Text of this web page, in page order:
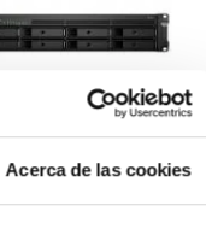
Acerca de las cookies
K/RS1221+ + 8X